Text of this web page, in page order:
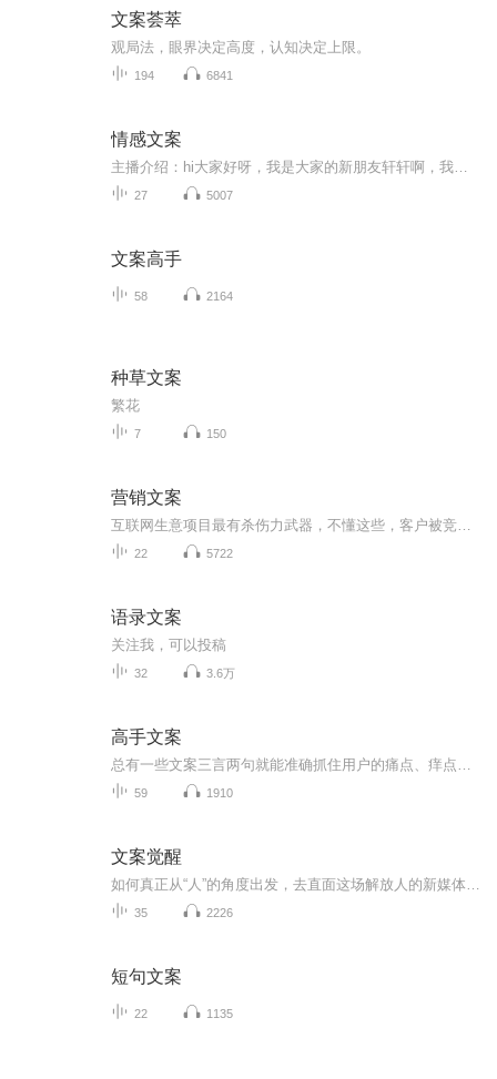
文案荟萃
观局️法，眼界决定高度，认知决定上限。
194 6841
情感文案
27 5007
文案高手
58 2164
种草文案
繁花
7 150
营销文案
22 5722
语录文案
关注我，可以投稿
32 3.6万
高手文案
59 1910
文案觉醒
35 2226
短句文案
22 1135